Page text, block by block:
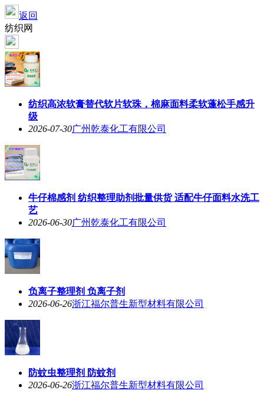
返回
纺织网
纺织高浓软膏替代软片软珠，棉麻面料柔软蓬松手感升
级
2026-07-30广州乾泰化工有限公司
牛仔棉感剂 纺织整理助剂批量供货 适配牛仔面料水洗工
艺
2026-06-30广州乾泰化工有限公司
负离子整理剂 负离子剂
2026-06-26浙江福尔普生新型材料有限公司
防蚊虫整理剂 防蚊剂
2026-06-26浙江福尔普生新型材料有限公司